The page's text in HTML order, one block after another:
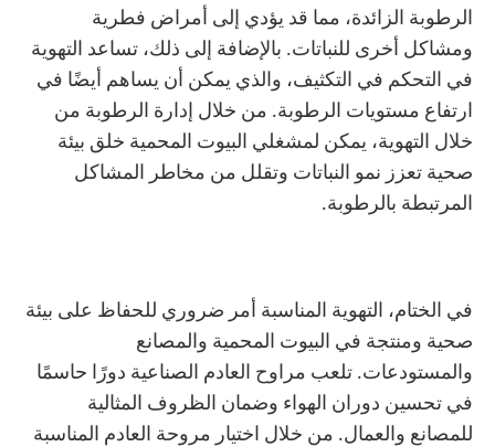
الرطوبة الزائدة، مما قد يؤدي إلى أمراض فطرية
ومشاكل أخرى للنباتات. بالإضافة إلى ذلك، تساعد التهوية
في التحكم في التكثيف، والذي يمكن أن يساهم أيضًا في
ارتفاع مستويات الرطوبة. من خلال إدارة الرطوبة من
خلال التهوية، يمكن لمشغلي البيوت المحمية خلق بيئة
صحية تعزز نمو النباتات وتقلل من مخاطر المشاكل
المرتبطة بالرطوبة.
في الختام، التهوية المناسبة أمر ضروري للحفاظ على بيئة
صحية ومنتجة في البيوت المحمية والمصانع
والمستودعات. تلعب مراوح العادم الصناعية دورًا حاسمًا
في تحسين دوران الهواء وضمان الظروف المثالية
للمصانع والعمال. من خلال اختيار مروحة العادم المناسبة